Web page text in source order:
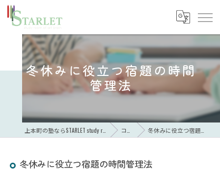
冬休みに役立つ宿題の時間
管理法
コラム 冬休みに役立つ宿題の時間管理法
冬休みに役立つ宿題の時間管理法